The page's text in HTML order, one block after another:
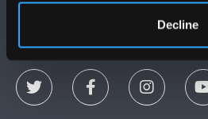
Decline